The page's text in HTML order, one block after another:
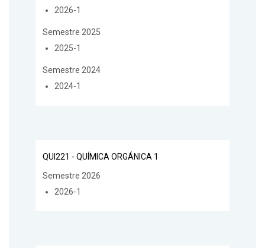
2026-1
Semestre 2025
2025-1
Semestre 2024
2024-1
QUI221 - QUÍMICA ORGÁNICA 1
Semestre 2026
2026-1